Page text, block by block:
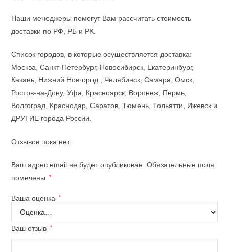
Наши менеджеры помогут Вам рассчитать стоимость
доставки по РФ, РБ и РК.
Список городов, в которые осуществляется доставка:
Москва, Санкт-Петербург, Новосибирск, Екатеринбург,
Казань, Нижний Новгород , Челябинск, Самара, Омск,
Ростов-на-Дону, Уфа, Красноярск, Воронеж, Пермь,
Волгоград, Краснодар, Саратов, Тюмень, Тольятти, Ижевск и
ДРУГИЕ города России.
Отзывов пока нет.
Ваш адрес email не будет опубликован. Обязательные поля
помечены
*
Ваша оценка *
Ваш отзыв *